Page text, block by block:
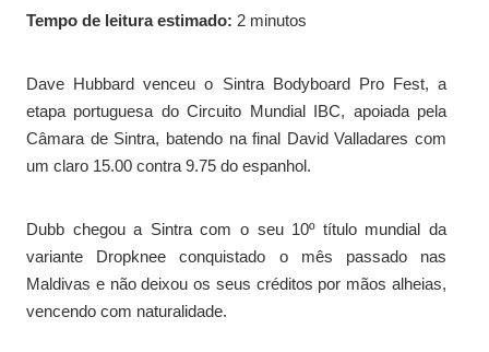
Tempo de leitura estimado: 2 minutos
Dave Hubbard venceu o Sintra Bodyboard Pro Fest, a
etapa portuguesa do Circuito Mundial IBC, apoiada pela
Câmara de Sintra, batendo na final David Valladares com
um claro 15.00 contra 9.75 do espanhol.
Dubb chegou a Sintra com o seu 10º título mundial da
variante Dropknee conquistado o mês passado nas
Maldivas e não deixou os seus créditos por mãos alheias,
vencendo com naturalidade.